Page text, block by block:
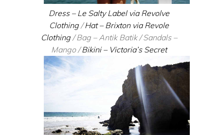
Dress – Le Salty Label via Revolve
Clothing /Hat – Brixton via Revole
Clothing / Bag – Antik Batik / Sandals –
Mango /Bikini – Victoria’s Secret